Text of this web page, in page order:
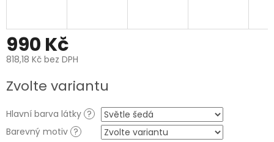
990 Kč
818,18 Kč bez DPH
cena:
Zvolte variantu
Hlavní barva látky ?
Barevný motiv ?